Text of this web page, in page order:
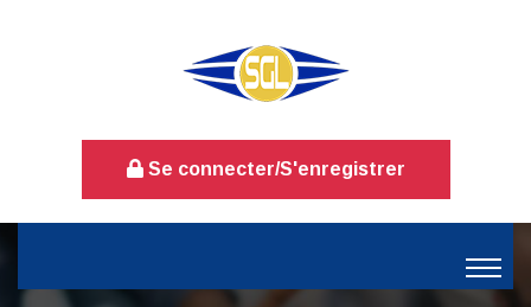
Se connecter/S'enregistrer